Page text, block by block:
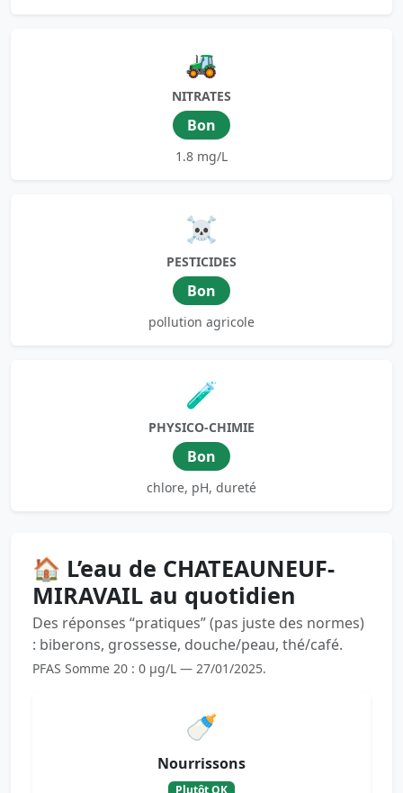
🚜
NITRATES
Bon
1.8 mg/L
☠️
PESTICIDES
Bon
pollution agricole
🧪
PHYSICO-CHIMIE
Bon
chlore, pH, dureté
🏠 L’eau de CHATEAUNEUF-
MIRAVAIL au quotidien
Des réponses “pratiques” (pas juste des normes)
: biberons, grossesse, douche/peau, thé/café.
PFAS Somme 20 : 0 µg/L — 27/01/2025.
🍼
Nourrissons
Plutôt OK